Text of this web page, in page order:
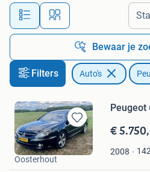
Alle
Bewaar je
Filters Auto's
Bewaren
in
Mijn
Peugeot
€
2008
Joop Iriks
Oosterhout